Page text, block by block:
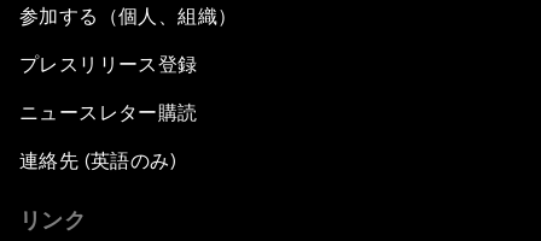
参加する（個人、組織）
プレスリリース登録
ニュースレター購読
連絡先 (英語のみ)
リンク